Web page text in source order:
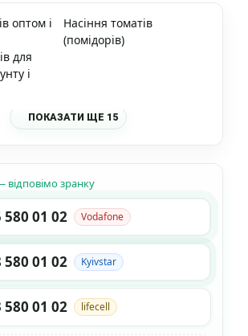
оптом і
Насіння томатів
(помідорів)
для
і
ПОКАЗАТИ ЩЕ 15
зранку
580 01 02 Vodafone
580 01 02 Kyivstar
580 01 02 lifecell